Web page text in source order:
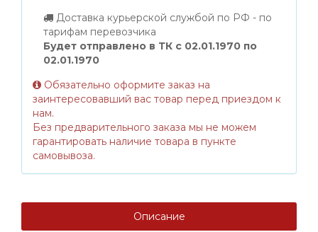
Доставка курьерской службой по РФ - по
тарифам перевозчика
Будет отправлено в ТК с 02.01.1970 по
02.01.1970
Обязательно оформите заказ на
заинтересовавший вас товар перед приездом к
нам.
Без предварительного заказа мы не можем
гарантировать наличие товара в пункте
самовывоза.
Описание